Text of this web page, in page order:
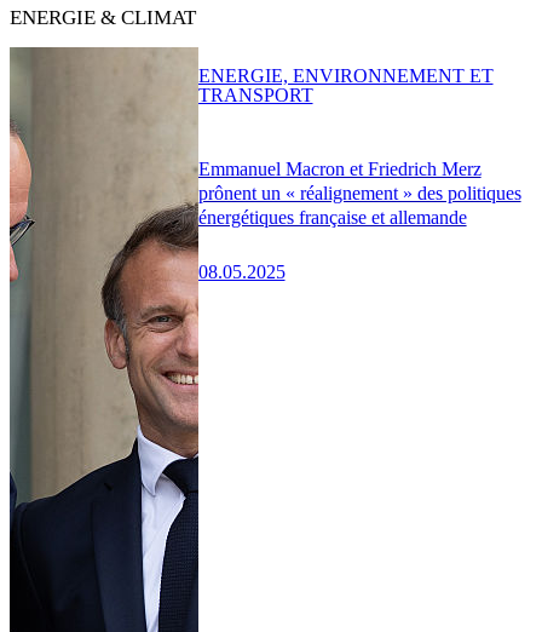
ENERGIE & CLIMAT
Emmanuel Macron et Friedrich Merz
prônent un « réalignement » des politiques
énergétiques française et allemande
08.05.2025
ENERGIE, ENVIRONNEMENT ET
TRANSPORT